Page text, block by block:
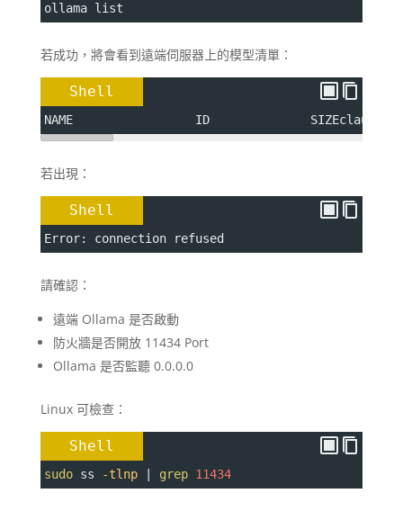
ollama list
若成功，將會看到遠端伺服器上的模型清單：
Shell
NAME                 ID
若出現：
Shell
Error: connection refused
請確認：
遠端 Ollama 是否啟動
防火牆是否開放 11434 Port
Ollama 是否監聽 0.0.0.0
Linux 可檢查：
Shell
sudo ss -tlnp | grep 11434